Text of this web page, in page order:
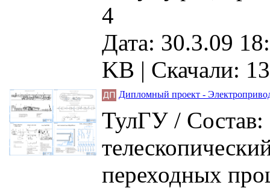
4
Дата: 30.3.09
KB | Скачали:
Дипломный проект -
ТулГУ / Состав:
переходных